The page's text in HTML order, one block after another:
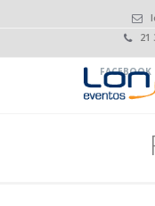
21
FACEBOOK